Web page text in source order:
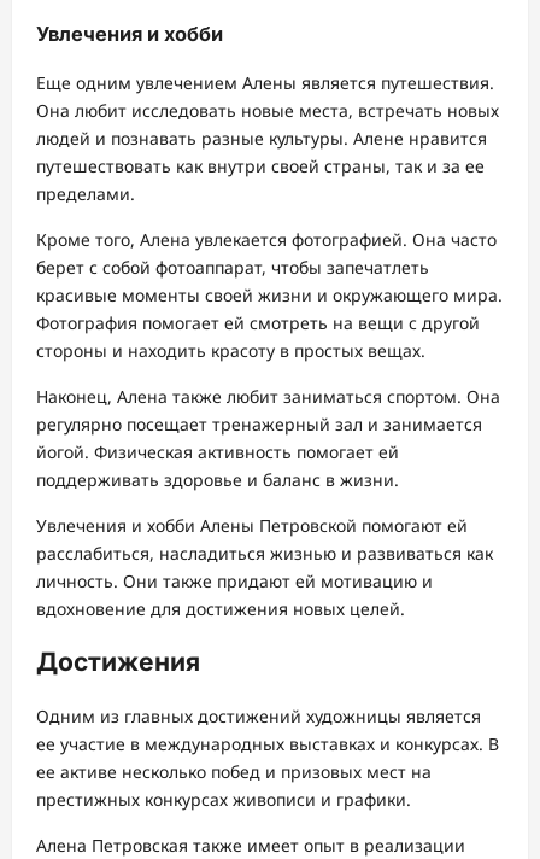
Увлечения и хобби
Еще одним увлечением Алены является путешествия.
Она любит исследовать новые места, встречать новых
людей и познавать разные культуры. Алене нравится
путешествовать как внутри своей страны, так и за ее
пределами.
Кроме того, Алена увлекается фотографией. Она часто
берет с собой фотоаппарат, чтобы запечатлеть
красивые моменты своей жизни и окружающего мира.
Фотография помогает ей смотреть на вещи с другой
стороны и находить красоту в простых вещах.
Наконец, Алена также любит заниматься спортом. Она
регулярно посещает тренажерный зал и занимается
йогой. Физическая активность помогает ей
поддерживать здоровье и баланс в жизни.
Увлечения и хобби Алены Петровской помогают ей
расслабиться, насладиться жизнью и развиваться как
личность. Они также придают ей мотивацию и
вдохновение для достижения новых целей.
Достижения
Одним из главных достижений художницы является
ее участие в международных выставках и конкурсах. В
ее активе несколько побед и призовых мест на
престижных конкурсах живописи и графики.
Алена Петровская также имеет опыт в реализации